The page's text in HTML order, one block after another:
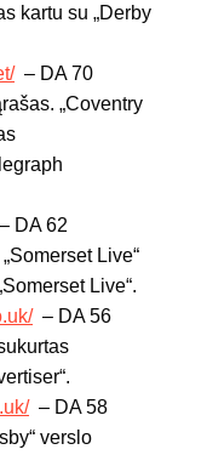
kartu su „Derby
– DA 70
„Coventry
DA 62
Live“
Live“.
– DA 56
– DA 58
verslo